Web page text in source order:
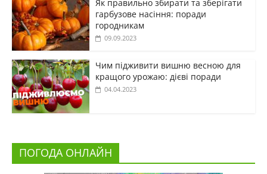
Як правильно збирати та зберігати
гарбузове насіння: поради
городникам
09.09.2023
Чим підживити вишню весною для
кращого урожаю: дієві поради
04.04.2023
ПОГОДА ОНЛАЙН